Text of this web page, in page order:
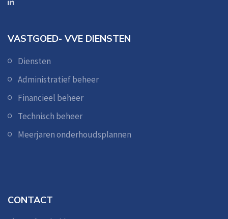
VASTGOED- VVE DIENSTEN
Diensten
Administratief beheer
Financieel beheer
Technisch beheer
Meerjaren onderhoudsplannen
CONTACT